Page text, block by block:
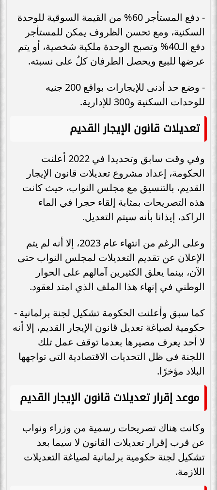
- دفع المستأجر 60% من القيمة السوقية للوحدة
السكنية، ومع تحسن الظروف يمكن للمستأجر
دفع الـ40% وتصبح الوحدة ملكية شخصية، أو يتم
عرضها للبيع ويحصل الطرفان كلٌ على نسبته.
- وضع حد أدنى للإيجارات بواقع 200 جنيه
للوحدات السكنية و300 للإدارية.
تعديلات قانون الإيجار القديم
وفي وقت سابق وتحديدا في 2022 أعلنت
الحكومة، إعداد مشروع تعديلات قانون الإيجار
القديم، بالتنسيق مع مجلس النواب، حيث كانت
هذه التصريحات بمثابة إلقاء حجرا في الماء
الراكد، إيذانا بأنه سيتم التعديل.
وعلى الرغم من انتهاء عام 2023، إلا أنه لم يتم
الإعلان عن تقديم التعديلات لمجلس النواب حتى
الآن، بينما يعلق الكثيرين آمالهم على الحوار
الوطني في إنهاء هذا الملف الذي امتد لعقود.
كما سبق وأعلنت الحكومة تشكيل لجنة برلمانية -
حكومية لصياغة تعديل قانون الإيجار القديم، إلا أنه
لا أحد يعرف مصيرها بعدما توقف عمل تلك
اللجنة فى ظل التحديات الاقتصادية التى تواجهها
البلاد مؤخرًا.
موعد إقرار تعديلات قانون الإيجار القديم
وكانت هناك تصريحات رسمية من وزراء ونواب
عن قرب إقرار تعديلات القانون لا سيما بعد
تشكيل لجنة حكومية برلمانية لصياغة التعديلات
اللازمة.